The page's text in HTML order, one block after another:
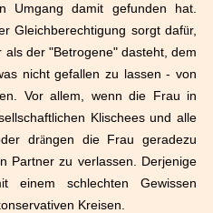
Umgang damit gefunden hat.
Gleichberechtigung sorgt dafür,
der "Betrogene" dasteht, dem
nicht gefallen zu lassen - von
Vor allem, wenn die Frau in
Klischees und alle
drängen die Frau geradezu
Partner zu verlassen. Derjenige
einem schlechten Gewissen
Kreisen.